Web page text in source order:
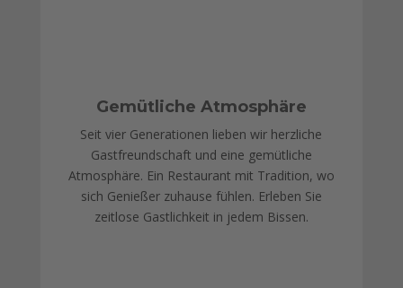
Gemütliche Atmosphäre
Seit vier Generationen lieben wir herzliche
Gastfreundschaft und eine gemütliche
Atmosphäre. Ein Restaurant mit Tradition, wo
sich Genießer zuhause fühlen. Erleben Sie
zeitlose Gastlichkeit in jedem Bissen.